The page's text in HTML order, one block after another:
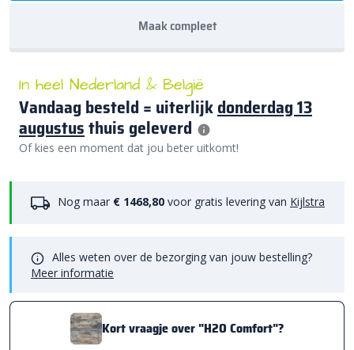
Maak compleet
In heel Nederland & België
Vandaag besteld = uiterlijkdonderdag 13
augustusthuis geleverd
Of kies een moment dat jou beter uitkomt!
Nog maar € 1468,80 voor gratis levering van Kijlstra
Alles weten over de bezorging van jouw bestelling?
Meer informatie
Kort vraagje over "H2O Comfort"?